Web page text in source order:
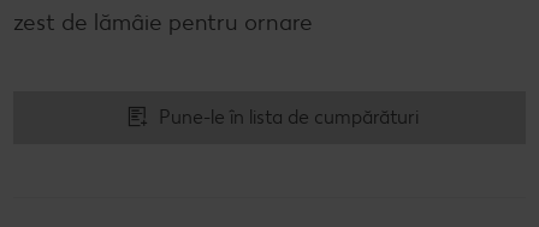
zest de lămâie pentru ornare
Pune-le în lista de cumpărături